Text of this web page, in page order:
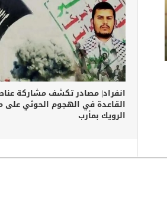
انفراد| مصادر تكشف مشاركة
القاعدة في الهجوم الحوثي
الرويك بمأرب